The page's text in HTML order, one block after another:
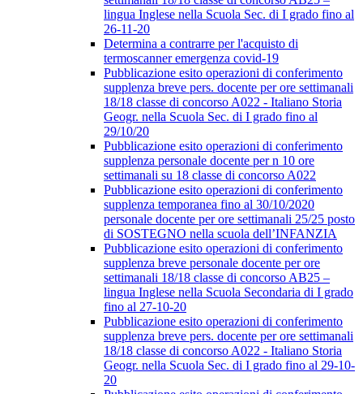
lingua Inglese nella Scuola Sec. di I grado fino al
26-11-20
Determina a contrarre per l'acquisto di
termoscanner emergenza covid-19
Pubblicazione esito operazioni di conferimento
supplenza breve pers. docente per ore settimanali
18/18 classe di concorso A022 - Italiano Storia
Geogr. nella Scuola Sec. di I grado fino al
29/10/20
Pubblicazione esito operazioni di conferimento
supplenza personale docente per n 10 ore
settimanali su 18 classe di concorso A022
Pubblicazione esito operazioni di conferimento
supplenza temporanea fino al 30/10/2020
personale docente per ore settimanali 25/25 posto
di SOSTEGNO nella scuola dell’INFANZIA
Pubblicazione esito operazioni di conferimento
supplenza breve personale docente per ore
settimanali 18/18 classe di concorso AB25 –
lingua Inglese nella Scuola Secondaria di I grado
fino al 27-10-20
Pubblicazione esito operazioni di conferimento
supplenza breve pers. docente per ore settimanali
18/18 classe di concorso A022 - Italiano Storia
Geogr. nella Scuola Sec. di I grado fino al 29-10-
20